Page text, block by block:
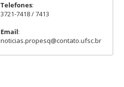
Telefones:
3721-7418 / 7413
Email:
noticias.propesq@contato.ufsc.br